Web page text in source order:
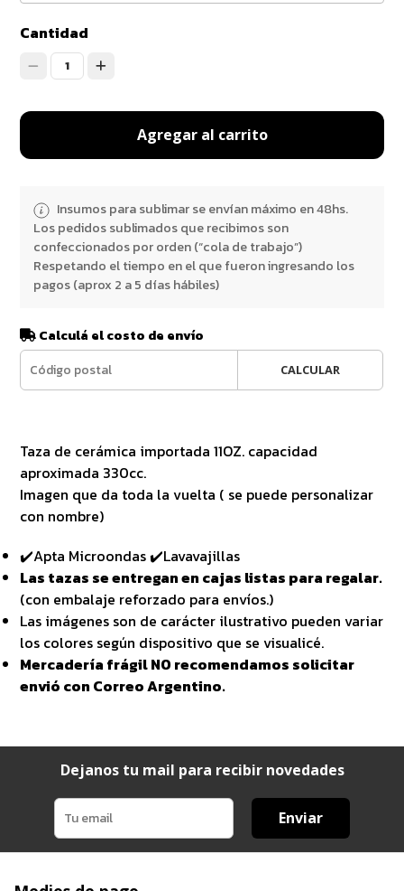
Cantidad
1
Agregar al carrito
Insumos para sublimar se envían máximo en 48hs.
Los pedidos sublimados que recibimos son
confeccionados por orden (“cola de trabajo”)
Respetando el tiempo en el que fueron ingresando los
pagos (aprox 2 a 5 días hábiles)
Calculá el costo de envío
CALCULAR
Taza de cerámica importada 11OZ. capacidad
aproximada 330cc.
Imagen que da toda la vuelta ( se puede personalizar
con nombre)
✔️Apta Microondas ✔️Lavavajillas
Las tazas se entregan en cajas listas para regalar.
(con embalaje reforzado para envíos.)
Las imágenes son de carácter ilustrativo pueden variar
los colores según dispositivo que se visualicé.
Mercadería frágil NO recomendamos solicitar
envió con Correo Argentino.
Dejanos tu mail para recibir novedades
Enviar